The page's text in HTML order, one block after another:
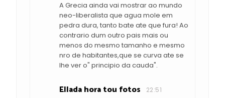
A Grecia ainda vai mostrar ao mundo
neo-liberalista que agua mole em
pedra dura, tanto bate ate que fura! Ao
contrario dum outro pais mais ou
menos do mesmo tamanho e mesmo
nro de habitantes,que se curva ate se
lhe ver o" principio da cauda".
Ellada hora tou fotos 22:51